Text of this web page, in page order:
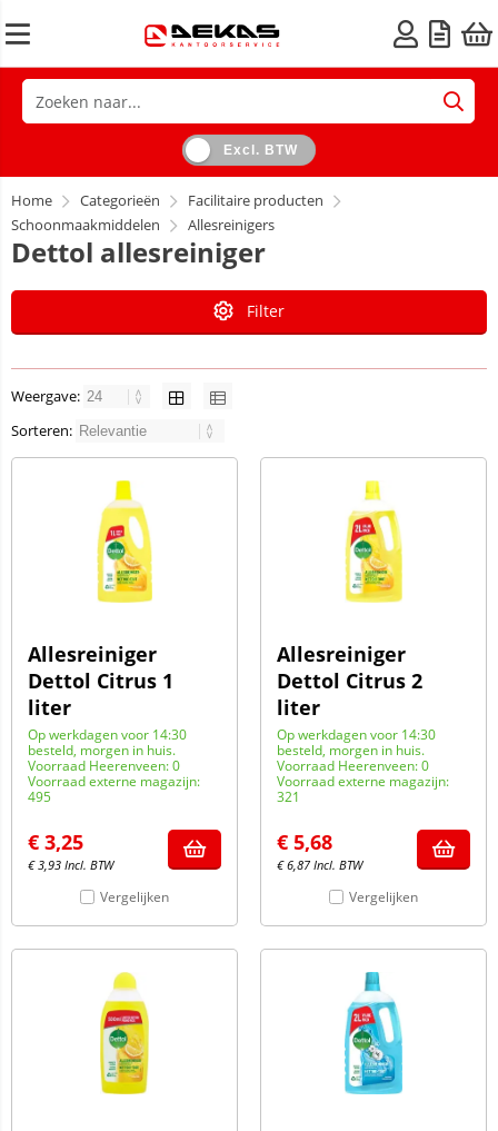
Excl. BTW
Home Categorieën
Facilitaire producten
Schoonmaakmiddelen
Allesreinigers
Dettol allesreiniger
Filter
Weergave:
Sorteren:
Allesreiniger
Dettol Citrus 1
liter
Op werkdagen voor 14:30
besteld, morgen in huis.
Voorraad Heerenveen: 0
Voorraad externe magazijn:
495
€ 3,25
€3,93 Incl. BTW
Vergelijken
Allesreiniger
Dettol Citrus 2
liter
Op werkdagen voor 14:30
besteld, morgen in huis.
Voorraad Heerenveen: 0
Voorraad externe magazijn:
321
€ 5,68
€6,87 Incl. BTW
Vergelijken